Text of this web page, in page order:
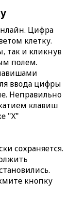
Цифра
клетку.
так и кликнув
полем.
ввода цифры
Неправильно
клавиш
"X"
сохраняется.
кнопку